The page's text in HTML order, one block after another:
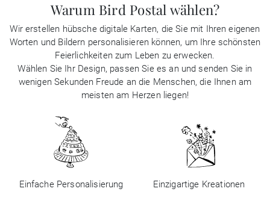
Warum Bird Postal wählen?
Wir erstellen hübsche digitale Karten, die Sie mit Ihren eigenen
Worten und Bildern personalisieren können, um Ihre schönsten
Feierlichkeiten zum Leben zu erwecken.
Wählen Sie Ihr Design, passen Sie es an und senden Sie in
wenigen Sekunden Freude an die Menschen, die Ihnen am
meisten am Herzen liegen!
Einfache Personalisierung Einzigartige Kreationen